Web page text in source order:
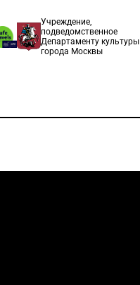
Учреждение,
подведомственное
Департаменту культуры
города Москвы